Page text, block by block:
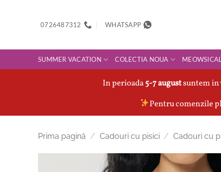
0726487312 WHATSAPP
SUMMER VACATION COLECTIA NOUA
In perioada5-7 augustsuntem in
Pentru comenzile
Prima pagină / Cadouri cu pisici / Cadouri cu